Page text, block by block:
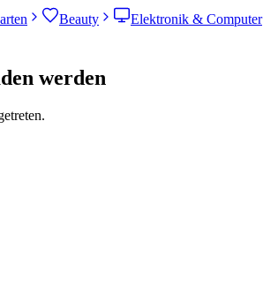
Beauty Elektronik & Computer
werden